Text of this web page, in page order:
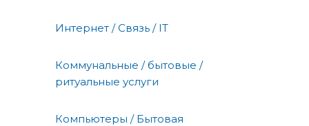
Интернет / Связь / IT
Коммунальные / бытовые /
ритуальные услуги
Компьютеры / Бытовая